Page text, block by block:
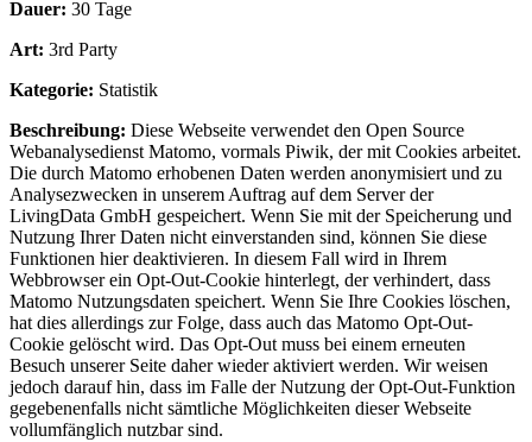
Dauer: 30 Tage
Art: 3rd Party
Kategorie: Statistik
Beschreibung: Diese Webseite verwendet den Open Source
Webanalysedienst Matomo, vormals Piwik, der mit Cookies arbeitet.
Die durch Matomo erhobenen Daten werden anonymisiert und zu
Analysezwecken in unserem Auftrag auf dem Server der
LivingData GmbH gespeichert. Wenn Sie mit der Speicherung und
Nutzung Ihrer Daten nicht einverstanden sind, können Sie diese
Funktionen hier deaktivieren. In diesem Fall wird in Ihrem
Webbrowser ein Opt-Out-Cookie hinterlegt, der verhindert, dass
Matomo Nutzungsdaten speichert. Wenn Sie Ihre Cookies löschen,
hat dies allerdings zur Folge, dass auch das Matomo Opt-Out-
Cookie gelöscht wird. Das Opt-Out muss bei einem erneuten
Besuch unserer Seite daher wieder aktiviert werden. Wir weisen
jedoch darauf hin, dass im Falle der Nutzung der Opt-Out-Funktion
gegebenenfalls nicht sämtliche Möglichkeiten dieser Webseite
vollumfänglich nutzbar sind.